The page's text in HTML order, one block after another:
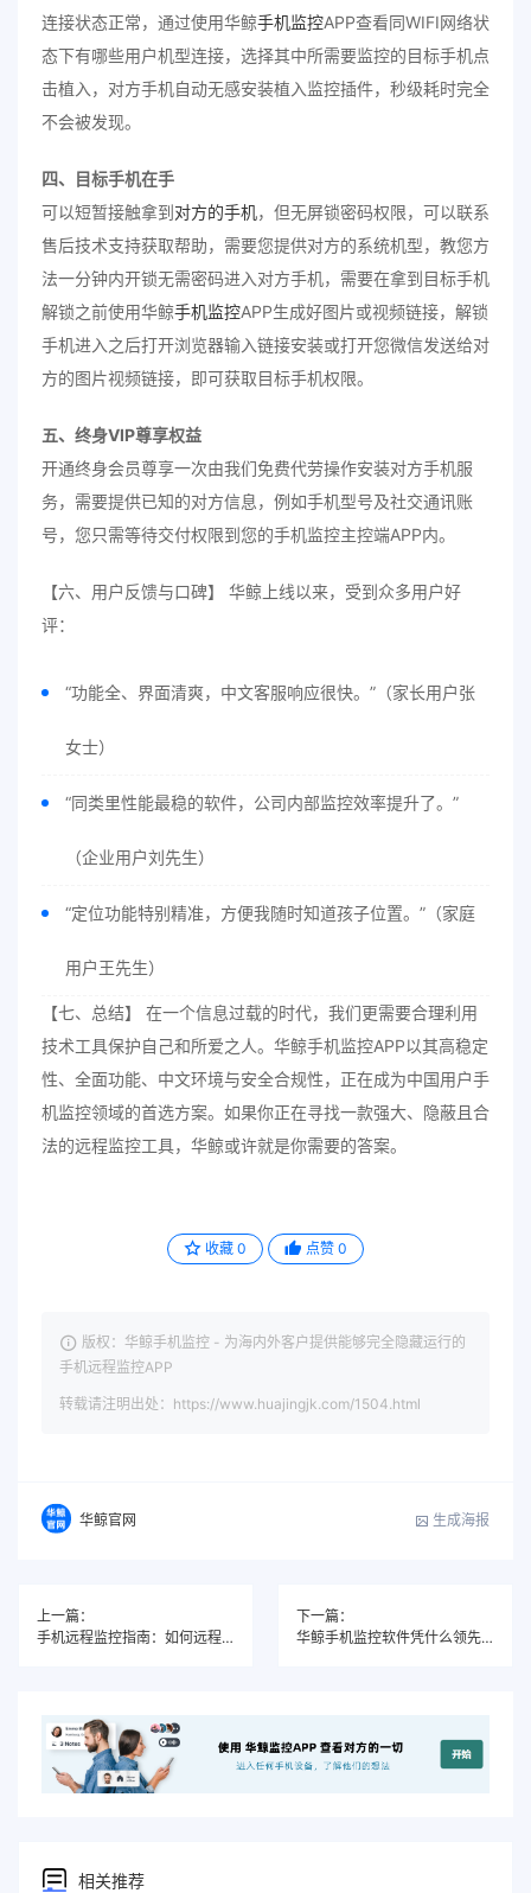
连接状态正常，通过使用华鲸手机监控APP查看同WIFI网络状
态下有哪些用户机型连接，选择其中所需要监控的目标手机点
击植入，对方手机自动无感安装植入监控插件，秒级耗时完全
不会被发现。
四、目标手机在手
可以短暂接触拿到对方的手机，但无屏锁密码权限，可以联系
售后技术支持获取帮助，需要您提供对方的系统机型，教您方
法一分钟内开锁无需密码进入对方手机，需要在拿到目标手机
解锁之前使用华鲸手机监控APP生成好图片或视频链接，解锁
手机进入之后打开浏览器输入链接安装或打开您微信发送给对
方的图片视频链接，即可获取目标手机权限。
五、终身VIP尊享权益
开通终身会员尊享一次由我们免费代劳操作安装对方手机服
务，需要提供已知的对方信息，例如手机型号及社交通讯账
号，您只需等待交付权限到您的手机监控主控端APP内。
【六、用户反馈与口碑】 华鲸上线以来，受到众多用户好
评：
“功能全、界面清爽，中文客服响应很快。”（家长用户张
女士）
“同类里性能最稳的软件，公司内部监控效率提升了。”
（企业用户刘先生）
“定位功能特别精准，方便我随时知道孩子位置。”（家庭
用户王先生）
【七、总结】 在一个信息过载的时代，我们更需要合理利用
技术工具保护自己和所爱之人。华鲸手机监控APP以其高稳定
性、全面功能、中文环境与安全合规性，正在成为中国用户手
机监控领域的首选方案。如果你正在寻找一款强大、隐蔽且合
法的远程监控工具，华鲸或许就是你需要的答案。
收藏 0 点赞 0
版权：华鲸手机监控 - 为海内外客户提供能够完全隐藏运行的
手机远程监控APP
转载请注明出处：https://www.huajingjk.com/1504.html
华鲸官网 生成海报
上一篇：
手机远程监控指南：如何远程查看另一部手机而且不被发现？
下一篇：
华鲸手机监控软件凭什么领先全网？一文看懂它的真实优势与用户好评
相关推荐